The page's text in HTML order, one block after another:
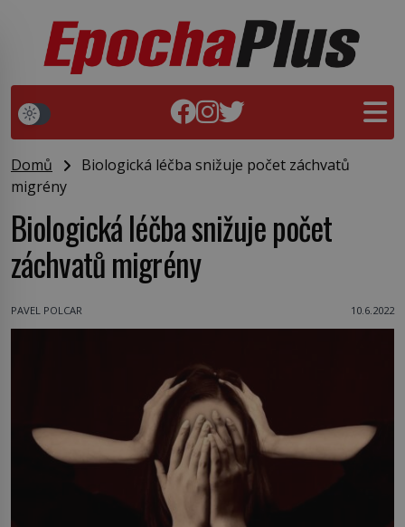
Domů
Biologická léčba snižuje počet záchvatů
migrény
Biologická léčba snižuje počet
záchvatů migrény
PAVEL POLCAR 10.6.2022